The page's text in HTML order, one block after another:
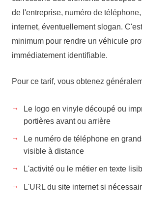
de l'entreprise, numéro de
internet, éventuellement slogan.
minimum pour rendre un véhicule
immédiatement identifiable.
Pour ce tarif, vous obtenez
Le logo en vinyle découpé ou
portières avant ou arrière
Le numéro de téléphone en
visible à distance
L'activité ou le métier en texte
L'URL du site internet si